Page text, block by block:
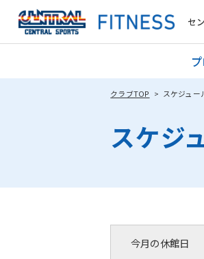
セ
クラブTOP スケジュー
スケジ
今月の休館日